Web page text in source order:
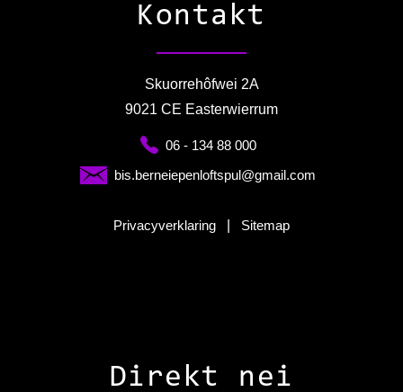
Kontakt
Skuorrehôfwei 2A
9021 CE Easterwierrum
06 - 134 88 000
bis.berneiepenloftspul@gmail.com
Privacyverklaring Sitemap
Direkt nei